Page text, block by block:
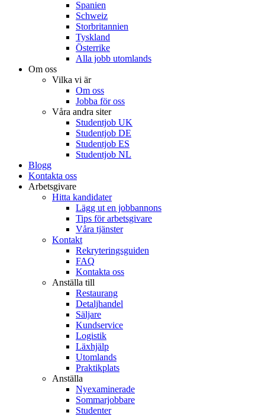
Spanien
Schweiz
Storbritannien
Tyskland
Österrike
Alla jobb utomlands
Om oss
Vilka vi är
Om oss
Jobba för oss
Våra andra siter
Studentjob UK
Studentjob DE
Studentjob ES
Studentjob NL
Blogg
Kontakta oss
Arbetsgivare
Hitta kandidater
Lägg ut en jobbannons
Tips för arbetsgivare
Våra tjänster
Kontakt
Rekryteringsguiden
FAQ
Kontakta oss
Anställa till
Restaurang
Detaljhandel
Säljare
Kundservice
Logistik
Läxhjälp
Utomlands
Praktikplats
Anställa
Nyexaminerade
Sommarjobbare
Studenter